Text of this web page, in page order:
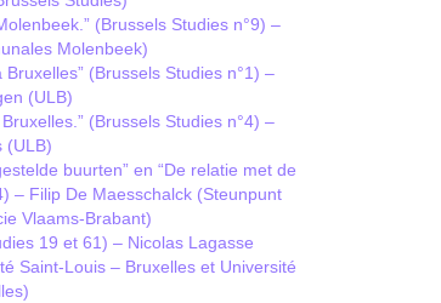
(Brussels Studies n°9) –
Molenbeek)
(Brussels Studies n°1) –
(ULB)
(Brussels Studies n°4) –
(ULB)
buurten” en “De relatie met de
– Filip De Maesschalck (Steunpunt
Vlaams-Brabant)
19 et 61) – Nicolas Lagasse
Saint-Louis – Bruxelles et Université